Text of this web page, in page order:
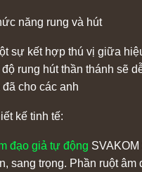
năng rung và hút
sự kết hợp thú vị giữa
độ rung hút thần thánh sẽ
đã cho các anh
kế tinh tế:
đạo giả tự động
sang trọng. Phần ruột